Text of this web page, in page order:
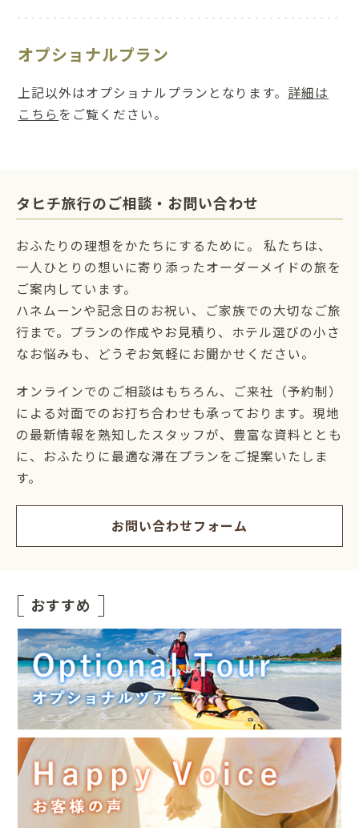
オプショナルプラン
上記以外はオプショナルプランとなります。 詳細は
こちら をご覧ください。
タヒチ旅行のご相談・お問い合わせ
おふたりの理想をかたちにするために。 私たちは、
一人ひとりの想いに寄り添ったオーダーメイドの旅を
ご案内しています。
ハネムーンや記念日のお祝い、ご家族での大切なご旅
行まで。プランの作成やお見積り、ホテル選びの小さ
なお悩みも、どうぞお気軽にお聞かせください。
オンラインでのご相談はもちろん、ご来社（予約制）
による対面でのお打ち合わせも承っております。現地
の最新情報を熟知したスタッフが、豊富な資料ととも
に、おふたりに最適な滞在プランをご提案いたしま
す。
お問い合わせフォーム
おすすめ